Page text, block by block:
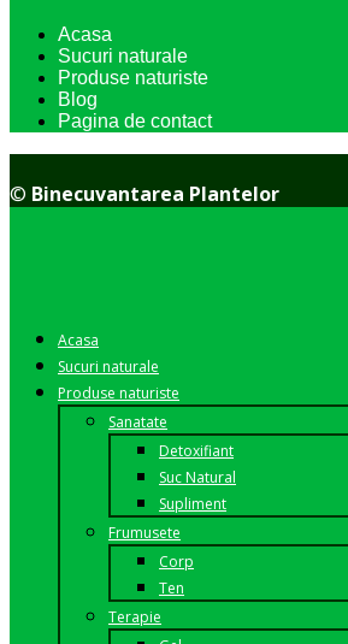
Acasa
Sucuri naturale
Produse naturiste
Blog
Pagina de contact
© Binecuvantarea Plantelor
Acasa
Sucuri naturale
Produse naturiste
Sanatate
Detoxifiant
Suc Natural
Supliment
Frumusete
Corp
Ten
Terapie